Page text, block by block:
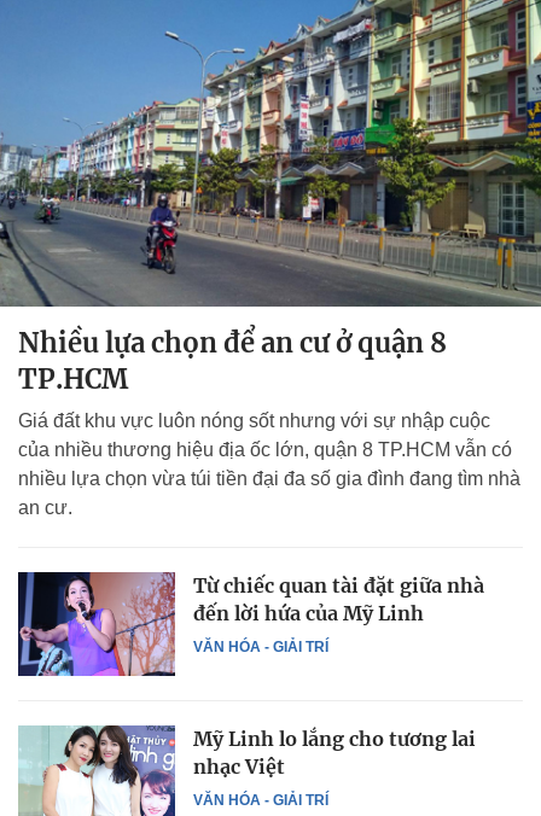
Nhiều lựa chọn để an cư ở quận 8
TP.HCM
Giá đất khu vực luôn nóng sốt nhưng với sự nhập cuộc
của nhiều thương hiệu địa ốc lớn, quận 8 TP.HCM vẫn có
nhiều lựa chọn vừa túi tiền đại đa số gia đình đang tìm nhà
an cư.
VĂN HÓA - GIẢI TRÍ
Từ chiếc quan tài đặt giữa nhà
đến lời hứa của Mỹ Linh
VĂN HÓA - GIẢI TRÍ
Mỹ Linh lo lắng cho tương lai
nhạc Việt